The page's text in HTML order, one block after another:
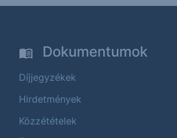
Dokumentumok
Díjjegyzékek
Hirdetmények
Közzétételek